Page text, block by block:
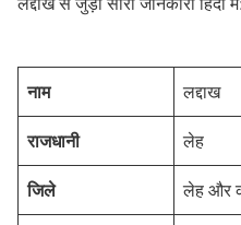
नाम लद्दाख
राजधानी लेह
जिले लेह और